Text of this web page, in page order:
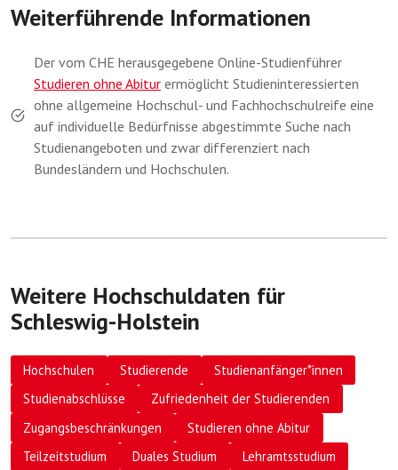
Weiterführende Informationen
Der vom CHE herausgegebene Online-Studienführer
Studieren ohne Abitur ermöglicht Studieninteressierten
ohne allgemeine Hochschul- und Fachhochschulreife eine
auf individuelle Bedürfnisse abgestimmte Suche nach
Studienangeboten und zwar differenziert nach
Bundesländern und Hochschulen.
Weitere Hochschuldaten für
Schleswig-Holstein
Hochschulen Studierende
Studienanfänger*innen
Studienabschlüsse
Zufriedenheit der Studierenden
Zugangsbeschränkungen
Studieren ohne Abitur
Teilzeitstudium
Duales Studium
Lehramtsstudium